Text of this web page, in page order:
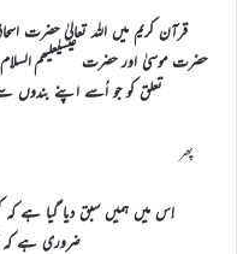
قرآن کریم میں اللہ تعالیٰ
حضرت موسیٰ اور حضرت عیسیٰعلیھم
تعلق کو جو اُسے اپنے
پھر
اِس میں ہمیں سبق دیا گیا ہے
ضروری ہے کہ